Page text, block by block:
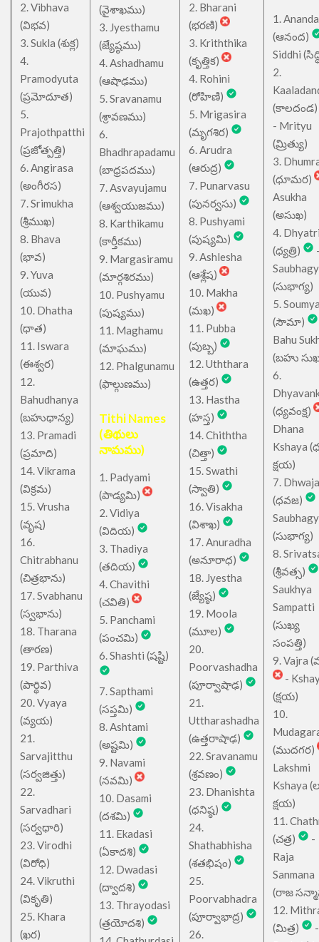
2. Vibhava
(విభవ)
3. Sukla (శుక్ల)
4.
Pramodyuta
(ప్రమోదూత)
5.
Prajothpatthi
(ప్రజోత్పత్తి)
6. Angirasa
(అంగీరస)
7. Srimukha
(శ్రీముఖ)
8. Bhava
(భావ)
9. Yuva
(యువ)
10. Dhatha
(ధాత)
11. Iswara
(ఈశ్వర)
12.
Bahudhanya
(బహుధాన్య)
13. Pramadi
(ప్రమాది)
14. Vikrama
(విక్రమ)
15. Vrusha
(వృష)
16.
Chitrabhanu
(చిత్రభాను)
17. Svabhanu
(స్వభాను)
18. Tharana
(తారణ)
19. Parthiva
(పార్థివ)
20. Vyaya
(వ్యయ)
21.
Sarvajitthu
(సర్వజిత్తు)
22.
Sarvadhari
(సర్వధారి)
23. Virodhi
(విరోధి)
24. Vikruthi
(వికృతి)
25. Khara
(ఖర)
(వైశాఖము)
3. Jyesthamu
(జ్యేష్ఠము)
4. Ashadhamu
(ఆషాఢము)
5. Sravanamu
(శ్రావణము)
6.
Bhadhrapadamu
(బాధ్రపదము)
7. Asvayujamu
(ఆశ్వయుజము)
8. Karthikamu
(కార్తీకము)
9. Margasiramu
(మార్గశిరము)
10. Pushyamu
(పుష్యము)
11. Maghamu
(మాఘము)
12. Phalgunamu
(ఫాల్గుణము)
Tithi Names
(తిథులు
నామము)
1. Padyami
(పాడ్యమి)
2. Vidiya
(విదియ)
3. Thadiya
(తదియ)
4. Chavithi
(చవితి)
5. Panchami
(పంచమి)
6. Shashti (షష్టి)
7. Sapthami
(సప్తమి)
8. Ashtami
(అష్టమి)
9. Navami
(నవమి)
10. Dasami
(దశమి)
11. Ekadasi
(ఏకాదశి)
12. Dwadasi
(ద్వాదశి)
13. Thrayodasi
(త్రయోదశి)
2. Bharani
(భరణి)
3. Kriththika
(కృత్తిక)
4. Rohini
(రోహిణి)
5. Mrigasira
(మృగశిర)
6. Arudra
(ఆరుద్ర)
7. Punarvasu
(పునర్వసు)
8. Pushyami
(పుష్యమి)
9. Ashlesha
(ఆశ్లేష)
10. Makha
(మఖ)
11. Pubba
(పుబ్బ)
12. Uththara
(ఉత్తర)
13. Hastha
(హస్త)
14. Chiththa
(చిత్తా)
15. Swathi
(స్వాతి)
16. Visakha
(విశాఖ)
17. Anuradha
(అనూరాధ)
18. Jyestha
(జ్యేష్ఠ)
19. Moola
(మూల)
20.
Poorvashadha
(పూర్వాషాఢ)
21.
Uttharashadha
(ఉత్తరాషాఢ)
22. Sravanamu
(శ్రవణం)
23. Dhanishta
(ధనిష్ఠ)
24.
Shathabhisha
(శతభిషం)
25.
Poorvabhadra
(పూర్వాభాద్ర)
26.
1. Ananda
(ఆనంద)
Siddhi
2.
(కాలదండ)
- Mrityu
(మ్రిత్యు)
3.
(ధూమర)
Asukha
(అసుఖ)
4.
(ధ్యత్రి)
(సుభాగ్య)
5.
(సౌమా)
Bahu
(బహు
6.
(ధ్యవంక్ష)
Dhana
Kshaya
క్షయ)
7. Dhwaja
(ధవజ)
(సుభాగ్య)
8.
(శ్రీవత్స)
Saukhya
Sampatti
(సుఖ్య
సంపత్తి)
9. Vajra
-
(క్షయ)
10.
(ముదగర)
Lakshmi
Kshaya
క్షయ)
11.
(చత్ర)
-
Raja
Sanmana
(రాజ
12.
(మిత్ర)
-